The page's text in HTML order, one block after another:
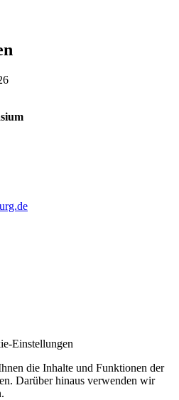
Einstellungen
die Inhalte und Funktionen der
Darüber hinaus verwenden wir